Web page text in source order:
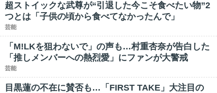
超ストイックな武尊が“引退した今こそ食べたい物”2
つとは「子供の頃から食べてなかったんで」
芸能
「M!LKを狙わないで」の声も…村重杏奈が告白した
「推しメンバーへの熱烈愛」にファンが大警戒
芸能
目黒蓮の不在に賛否も…「FIRST TAKE」大注目の